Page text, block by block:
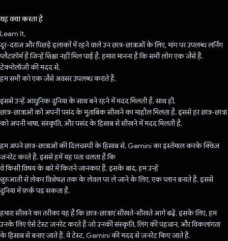
यह क्या करता है
Learn It,
दूर-दराज और पिछड़े इलाकों में रहने वाले उन छात्र-छात्राओं के लिए, मांग पर उपलब्ध लर्निंग
प्लैटफ़ॉर्म है जिन्हें शिक्षा नहीं मिल पाई है. हमारा मानना है कि सभी लोग एक जैसे हैं.
टेक्नोलॉजी की मदद से,
हम सभी को एक जैसे अवसर उपलब्ध कराते हैं.
इससे उन्हें आधुनिक दुनिया के साथ बने रहने में मदद मिलती है. साथ ही,
छात्र-छात्राओं को अपनी पसंद के मुताबिक सीखने का माहौल मिलता है. इससे हर छात्र-छात्रा
को अपनी भाषा, संस्कृति, और पसंद के हिसाब से सीखने में मदद मिलती है.
हम अपने छात्र-छात्राओं की दिलचस्पी के हिसाब से, Gemini का इस्तेमाल करके क्विज़
जनरेट करते हैं. इससे हमें यह पता चलता है कि
वे किसी विषय के बारे में कितने जानकार हैं. इसके बाद, हम उन्हें
शुरुआती से लेकर विशेषज्ञ तक के लेवल पर ले जाने के लिए, एक प्लान बनाते हैं. इससे
दुनिया में फ़र्क़ पड़ सकता है.
हमारा सीखने का तरीका यह है कि छात्र-छात्राएं सीखते-सीखते आगे बढ़ें. इसके लिए, हम
उनके लिए ऐसे टेस्ट जनरेट करते हैं जो उनकी संस्कृति, लिंग की पहचान, और विकलांगता
के हिसाब से बनाए जाते हैं. ये टेस्ट, Gemini की मदद से जनरेट किए जाते हैं.